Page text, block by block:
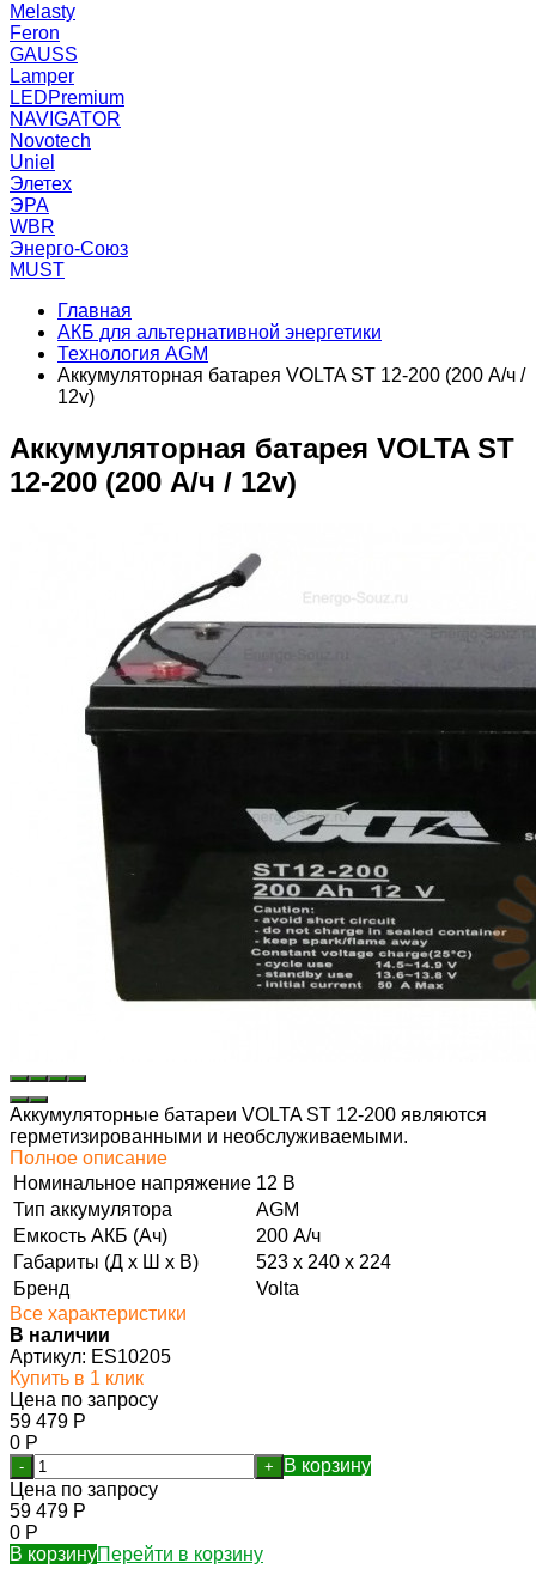
Melasty
Feron
GAUSS
Lamper
LEDPremium
NAVIGATOR
Novotech
Uniel
Элетех
ЭРА
WBR
Энерго-Союз
MUST
Главная
АКБ для альтернативной энергетики
Технология AGM
Аккумуляторная батарея VOLTA ST 12-200 (200 А/ч /
12v)
Аккумуляторная батарея VOLTA ST
12-200 (200 А/ч / 12v)
Аккумуляторные батареи VOLTA ST 12-200 являются
герметизированными и необслуживаемыми.
Полное описание
Номинальное напряжение 12 В
Тип аккумулятора
AGM
Емкость АКБ (Ач)
200 А/ч
Габариты (Д х Ш х В)
523 х 240 х 224
Бренд
Volta
Все характеристики
В наличии
Артикул: ES10205
Купить в 1 клик
Цена по запросу
59 479 Р
0 Р
- +
В корзину
Цена по запросу
59 479 Р
0 Р
В корзинуПерейти в корзину